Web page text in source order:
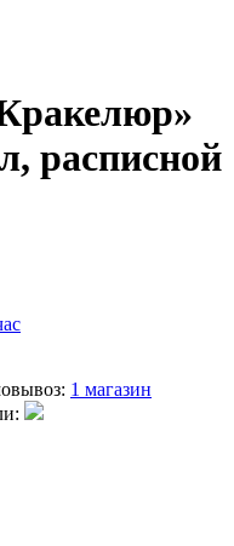
расписной
1 магазин